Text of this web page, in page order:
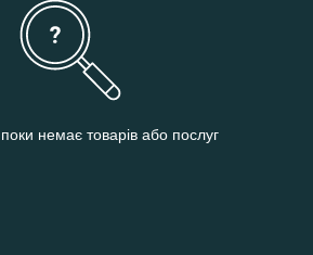
немає товарів або послуг